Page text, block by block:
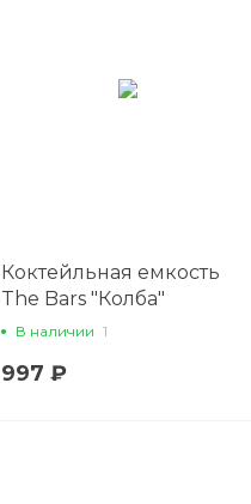
Коктейльная емкость
The Bars "Колба"
стеклянная 500 мл
барная)
В наличии 1
997 ₽